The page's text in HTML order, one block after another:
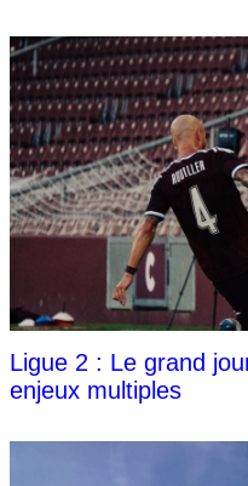
Ligue 2 : Le grand
enjeux multiples